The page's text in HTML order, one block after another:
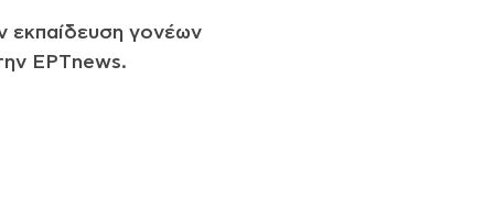
εκπαίδευση γονέων
ΕΡΤnews.